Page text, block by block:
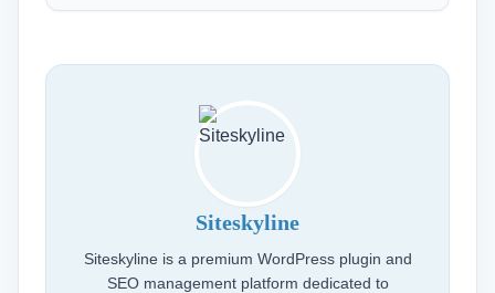
Siteskyline
Siteskyline is a premium WordPress plugin and
SEO management platform dedicated to